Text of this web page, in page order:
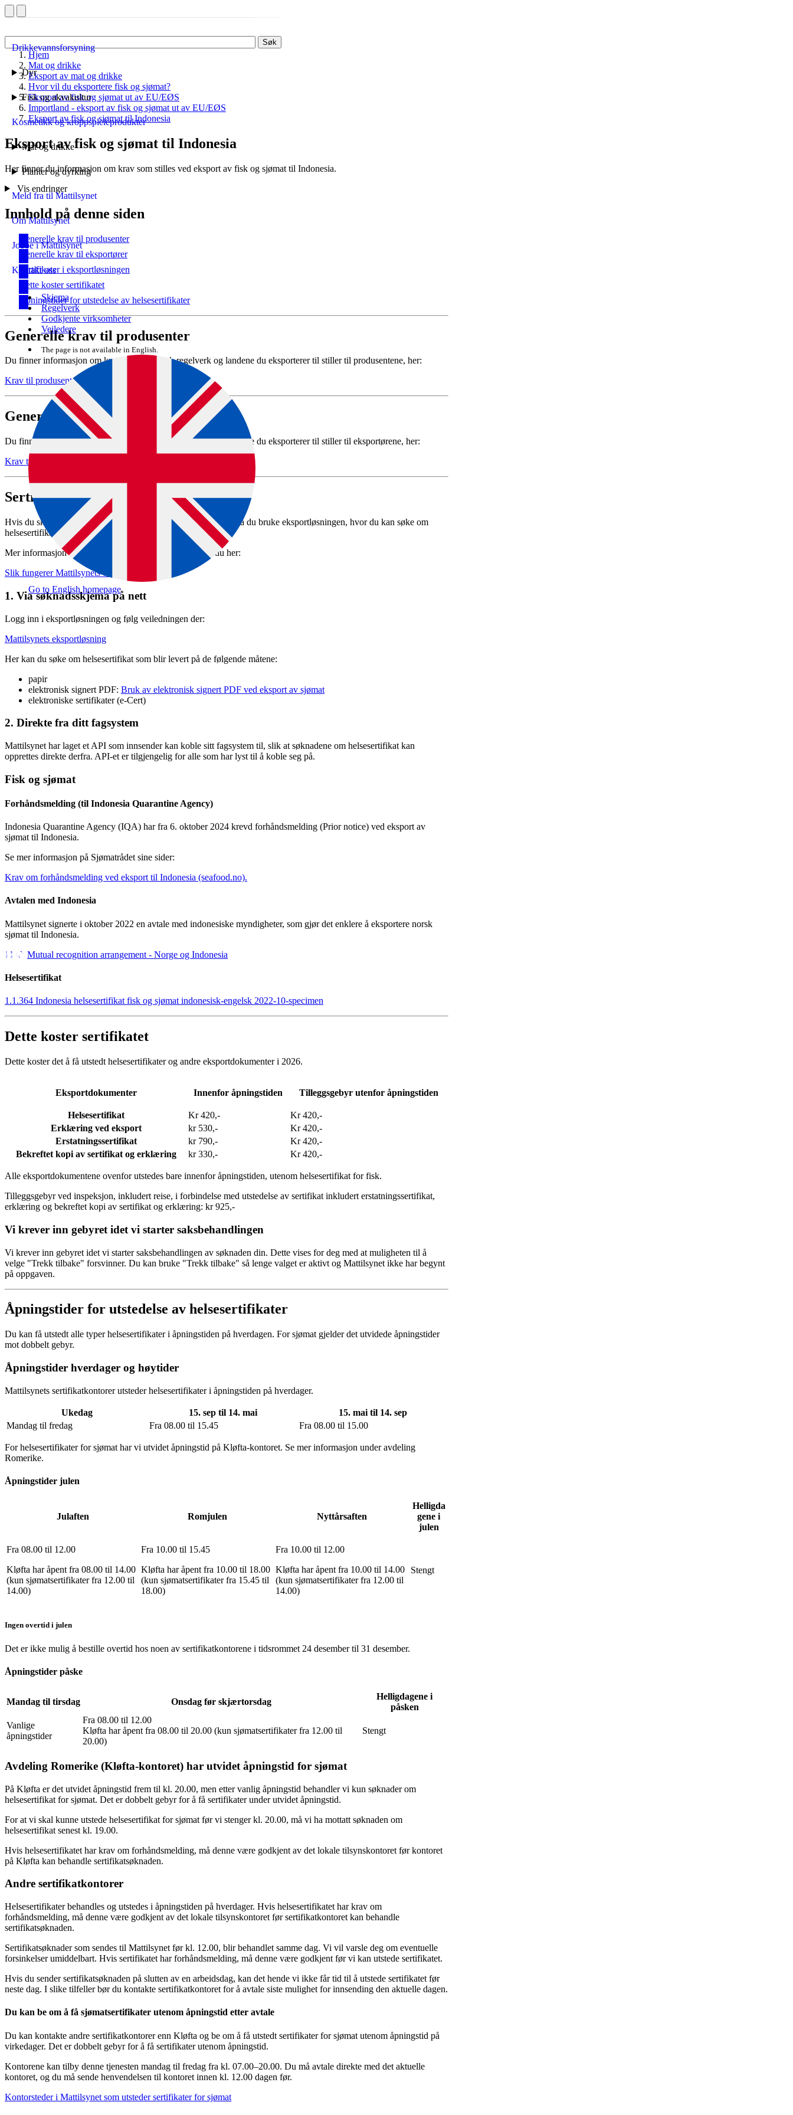
Søk
Drikkevannsforsyning
Dyr
Fisk og akvakultur
Kosmetikk og kroppspleieprodukter
Mat og drikke
Planter og dyrking
Meld fra til Mattilsynet
Om Mattilsynet
Jobbe i Mattilsynet
Kontakt oss
Skjema
Regelverk
Godkjente virksomheter
Veiledere
The page is not available in English.
Go to English homepage
Hjem
Mat og drikke
Eksport av mat og drikke
Hvor vil du eksportere fisk og sjømat?
Eksport av fisk og sjømat ut av EU/EØS
Importland - eksport av fisk og sjømat ut av EU/EØS
Eksport av fisk og sjømat til Indonesia
Eksport av fisk og sjømat til Indonesia
Her finner du informasjon om krav som stilles ved eksport av fisk og sjømat til Indonesia.
Vis endringer
Innhold på denne siden
Generelle krav til produsenter
Generelle krav til eksportører
Sertifikater i eksportløsningen
Dette koster sertifikatet
Åpningstider for utstedelse av helsesertifikater
Generelle krav til produsenter
Du finner informasjon om kravene som norsk regelverk og landene du eksporterer til stiller til produsentene, her:
Krav til produsenter ved eksport
Generelle krav til eksportører
Du finner informasjon om kravene som norsk regelverk og landene du eksporterer til stiller til eksportørene, her:
Krav til eksportører
Sertifikater i eksportløsningen
Hvis du skal søke om helsesertifikat for eksport til Indonesia, må du bruke eksportløsningen, hvor du kan søke om
helsesertifikat på to ulike måter.
Mer informasjon om de to ulike måtene å søke på finner du her:
Slik fungerer Mattilsynets eksportløsning.
1. Via søknadsskjema på nett
Logg inn i eksportløsningen og følg veiledningen der:
Mattilsynets eksportløsning
Her kan du søke om helsesertifikat som blir levert på de følgende måtene:
papir
elektronisk signert PDF: Bruk av elektronisk signert PDF ved eksport av sjømat
elektroniske sertifikater (e-Cert)
2. Direkte fra ditt fagsystem
Mattilsynet har laget et API som innsender kan koble sitt fag­system til, slik at søknadene om helse­sertifikat kan
opprettes direkte derfra. API-et er tilgjengelig for alle som har lyst til å koble seg på.
Fisk og sjømat
Forhåndsmelding (til Indonesia Quarantine Agency)
Indonesia Quarantine Agency (IQA) har fra 6. oktober 2024 krevd forhåndsmelding (Prior notice) ved eksport av
sjømat til Indonesia.
Se mer informasjon på Sjømatrådet sine sider:
Krav om forhåndsmelding ved eksport til Indonesia (seafood.no).
Avtalen med Indonesia
Mattilsynet signerte i oktober 2022 en avtale med indonesiske myndigheter, som gjør det enklere å eksportere norsk
sjømat til Indonesia.
Mutual recognition arrangement - Norge og Indonesia
Helsesertifikat
1.1.364 Indonesia helsesertifikat fisk og sjømat indonesisk-engelsk 2022-10-specimen
Dette koster sertifikatet
Dette koster det å få utstedt helsesertifikater og andre eksportdokumenter i 2026.
Eksportdokumenter Innenfor åpningstiden Tilleggsgebyr utenfor åpningstiden
Helsesertifikat Kr 420,-
Kr 420,-
Erklæring ved eksport
kr 530,-
Kr 420,-
Erstatningssertifikat
kr 790,-
Kr 420,-
Bekreftet kopi av sertifikat og erklæring
kr 330,- Kr 420,-
Alle eksportdokumentene ovenfor utstedes bare innenfor åpningstiden, utenom helsesertifikat for fisk.
Tilleggsgebyr ved inspeksjon, inkludert reise, i forbindelse med utstedelse av sertifikat inkludert erstatningssertifikat,
erklæring og bekreftet kopi av sertifikat og erklæring: kr 925,-
Vi krever inn gebyret idet vi starter saksbehandlingen
Vi krever inn gebyret idet vi starter saksbehandlingen av søknaden din. Dette vises for deg med at muligheten til å
velge "Trekk tilbake" forsvinner. Du kan bruke "Trekk tilbake" så lenge valget er aktivt og Mattilsynet ikke har begynt
på oppgaven.
Åpningstider for utstedelse av helsesertifikater
Du kan få utstedt alle typer helsesertifikater i åpningstiden på hverdagen. For sjømat gjelder det utvidede åpningstider
mot dobbelt gebyr.
Åpningstider hverdager og høytider
Mattilsynets sertifikatkontorer utsteder helsesertifikater i åpningstiden på hverdager.
Ukedag 15. sep til 14. mai
15. mai til 14. sep
Mandag til fredag
Fra 08.00 til 15.45 Fra 08.00 til 15.00
For helsesertifikater for sjømat har vi utvidet åpningstid på Kløfta-kontoret. Se mer informasjon under avdeling
Romerike.
Åpningstider julen
Julaften Romjulen Nyttårsaften
Helligda
gene i
julen
Fra 08.00 til 12.00
Kløfta har åpent fra 08.00 til 14.00
(kun sjømatsertifikater fra 12.00 til
14.00)
Fra 10.00 til 15.45
Kløfta har åpent fra 10.00 til 18.00
(kun sjømatsertifikater fra 15.45 til
18.00)
Fra 10.00 til 12.00
Kløfta har åpent fra 10.00 til 14.00
(kun sjømatsertifikater fra 12.00 til
14.00)
Stengt
Ingen overtid i julen
Det er ikke mulig å bestille overtid hos noen av sertifikatkontorene i tidsrommet 24 desember til 31 desember.
Åpningstider påske
Mandag til tirsdag Onsdag før skjærtorsdag
Helligdagene i
påsken
Vanlige
åpningstider
Fra 08.00 til 12.00
Kløfta har åpent fra 08.00 til 20.00 (kun sjømatsertifikater fra 12.00 til
20.00)
Stengt
Avdeling Romerike (Kløfta-kontoret) har utvidet åpningstid for sjømat
På Kløfta er det utvidet åpningstid frem til kl. 20.00, men etter vanlig åpningstid behandler vi kun søknader om
helsesertifikat for sjømat. Det er dobbelt gebyr for å få sertifikater under utvidet åpningstid.
For at vi skal kunne utstede helsesertifikat for sjømat før vi stenger kl. 20.00, må vi ha mottatt søknaden om
helsesertifikat senest kl. 19.00.
Hvis helsesertifikatet har krav om forhåndsmelding, må denne være godkjent av det lokale tilsynskontoret før kontoret
på Kløfta kan behandle sertifikatsøknaden.
Andre sertifikatkontorer
Helsesertifikater behandles og utstedes i åpningstiden på hverdager. Hvis helsesertifikatet har krav om
forhåndsmelding, må denne være godkjent av det lokale tilsynskontoret før sertifikatkontoret kan behandle
sertifikatsøknaden.
Sertifikatsøknader som sendes til Mattilsynet før kl. 12.00, blir behandlet samme dag. Vi vil varsle deg om eventuelle
forsinkelser umiddelbart. Hvis sertifikatet har forhåndsmelding, må denne være godkjent før vi kan utstede sertifikatet.
Hvis du sender sertifikatsøknaden på slutten av en arbeidsdag, kan det hende vi ikke får tid til å utstede sertifikatet før
neste dag. I slike tilfeller bør du kontakte sertifikatkontoret for å avtale siste mulighet for innsending den aktuelle dagen.
Du kan be om å få sjømatsertifikater utenom åpningstid etter avtale
Du kan kontakte andre sertifikatkontorer enn Kløfta og be om å få utstedt sertifikater for sjømat utenom åpningstid på
virkedager. Det er dobbelt gebyr for å få sertifikater utenom åpningstid.
Kontorene kan tilby denne tjenesten mandag til fredag fra kl. 07.00–20.00. Du må avtale direkte med det aktuelle
kontoret, og du må sende henvendelsen til kontoret innen kl. 12.00 dagen før.
Kontorsteder i Mattilsynet som utsteder sertifikater for sjømat